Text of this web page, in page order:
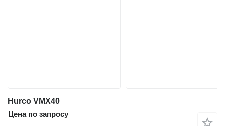
Hurco VMX40
Цена по запросу